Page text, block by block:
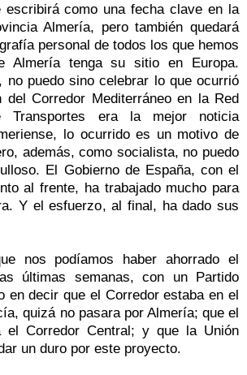
como una fecha clave en la
Almería, pero también quedará
personal de todos los que hemos
Almería tenga su sitio en Europa.
no puedo sino celebrar lo que ocurrió
del Corredor Mediterráneo en la Red
Transportes era la mejor noticia
lo ocurrido es un motivo de
además, como socialista, no puedo
El Gobierno de España, con el
al frente, ha trabajado mucho para
Y el esfuerzo, al final, ha dado sus
nos podíamos haber ahorrado el
últimas semanas, con un Partido
en decir que el Corredor estaba en el
quizá no pasara por Almería; que el
el Corredor Central; y que la Unión
un duro por este proyecto.